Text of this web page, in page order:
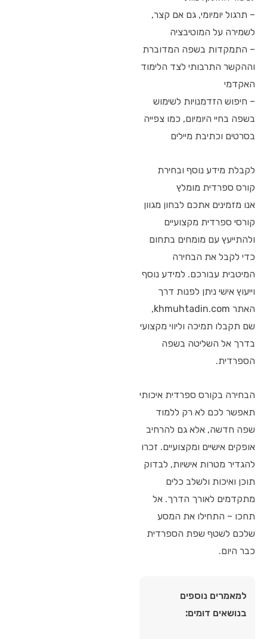
– תרגול יומיומי, גם אם קצר,
לשמירה על המוטיבציה
– התמקדות בשפה המדוברת
וההקשר התרבותי לצד הלימוד
האקדמי
– חיפוש הזדמנויות לשימוש
בשפה בחיי היומיום, כמו צפייה
בסרטים וכתיבת מיילים
לקבלת מידע נוסף ובחירת
קורס ספרדית מומלץ
אנו מזמינים אתכם לבחון מגוון
קורסי ספרדית מקצועיים
ולהתייעץ עם מומחים בתחום
כדי לקבל את הבחירה
המיטבית עבורכם. למידע נוסף
וייעוץ אישי ניתן לפנות דרך
האתר khmuhtadin.com,
שם תקבלו תמיכה וליווי מקצועי
בדרך אל השליטה בשפה
הספרדית.
הבחירה בקורס ספרדית איכותי
תאפשר לכם לא רק ללמוד
שפה חדשה, אלא גם להרחיב
אופקים אישיים ומקצועיים. זכרו
להגדיר מטרות אישיות, לבדוק
תוכן ואיכות ולשלב כלים
מתקדמים לאורך הדרך. אל
תחכו – התחילו את המסע
שלכם לשטף שפת הספרדית
כבר היום.
למאמרים נוספים
בנושאים דומים: